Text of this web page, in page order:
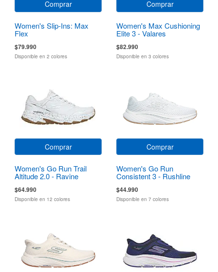
Comprar
Women's Slip-Ins: Max
Flex
$79.990
Disponible en 2 colores
Comprar
Women's Max Cushioning
Elite 3 - Valares
$82.990
Disponible en 3 colores
Comprar
Women's Go Run Trail
Altitude 2.0 - Ravine
$64.990
Disponible en 12 colores
Comprar
Women's Go Run
Consistent 3 - Rushline
$44.990
Disponible en 7 colores